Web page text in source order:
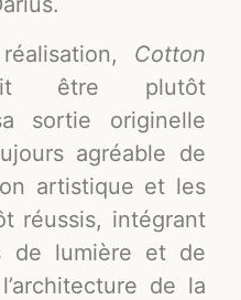
Cotton
être plutôt
sortie originelle
agréable de
artistique et les
réussis, intégrant
de lumière et de
de la